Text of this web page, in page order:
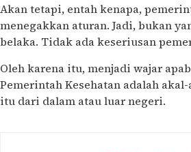
Akan tetapi, entah kenapa,
menegakkan aturan. Jadi, bukan
belaka. Tidak ada keseriusan
Oleh karena itu, menjadi wajar
Pemerintah Kesehatan adalah
itu dari dalam atau luar negeri.